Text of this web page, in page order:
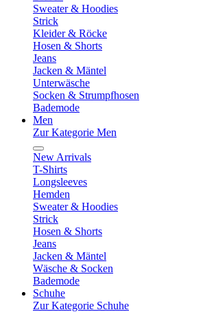
Sweater & Hoodies
Strick
Kleider & Röcke
Hosen & Shorts
Jeans
Jacken & Mäntel
Unterwäsche
Socken & Strumpfhosen
Bademode
Men
Zur Kategorie Men
New Arrivals
T-Shirts
Longsleeves
Hemden
Sweater & Hoodies
Strick
Hosen & Shorts
Jeans
Jacken & Mäntel
Wäsche & Socken
Bademode
Schuhe
Zur Kategorie Schuhe